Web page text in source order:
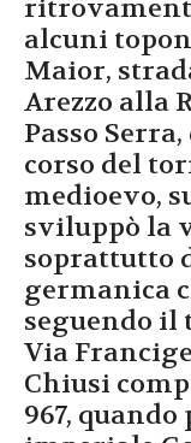
alcuni
Maior,
Arezzo alla
Passo
corso del
medioevo,
sviluppò la
soprattutto
germanica
seguendo
Via
Chiusi
967,